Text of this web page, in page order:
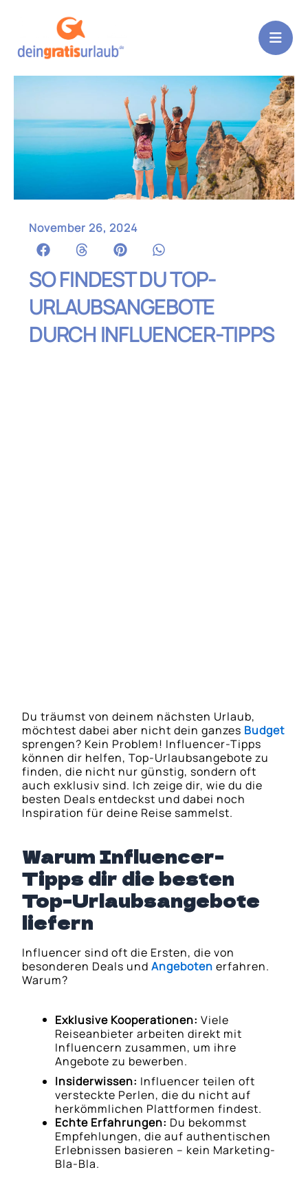
November 26, 2024
SO FINDEST DU TOP-
URLAUBSANGEBOTE
DURCH INFLUENCER-TIPPS
Du träumst von deinem nächsten Urlaub,
möchtest dabei aber nicht dein ganzes Budget
sprengen? Kein Problem! Influencer-Tipps
können dir helfen, Top-Urlaubsangebote zu
finden, die nicht nur günstig, sondern oft
auch exklusiv sind. Ich zeige dir, wie du die
besten Deals entdeckst und dabei noch
Inspiration für deine Reise sammelst.
Warum Influencer-
Tipps dir die besten
Top-Urlaubsangebote
liefern
Influencer sind oft die Ersten, die von
besonderen Deals undAngeboten erfahren.
Warum?
Exklusive Kooperationen: Viele
Reiseanbieter arbeiten direkt mit
Influencern zusammen, um ihre
Angebote zu bewerben.
Insiderwissen: Influencer teilen oft
versteckte Perlen, die du nicht auf
herkömmlichen Plattformen findest.
Echte Erfahrungen: Du bekommst
Empfehlungen, die auf authentischen
Erlebnissen basieren – kein Marketing-
Bla-Bla.